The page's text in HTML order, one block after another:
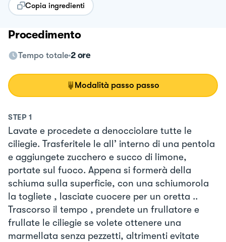
Copia ingredienti
Procedimento
Tempo totale 2 ore
Modalità passo passo
STEP 1
Lavate e procedete a denocciolare tutte le
ciliegie. Trasferitele le all’ interno di una pentola
e aggiungete zucchero e succo di limone,
portate sul fuoco. Appena si formerà della
schiuma sulla superficie, con una schiumorola
la togliete , lasciate cuocere per un oretta ..
Trascorso il tempo , prendete un frullatore e
frullate le ciliegie se volete ottenere una
marmellata senza pezzetti, altrimenti evitate